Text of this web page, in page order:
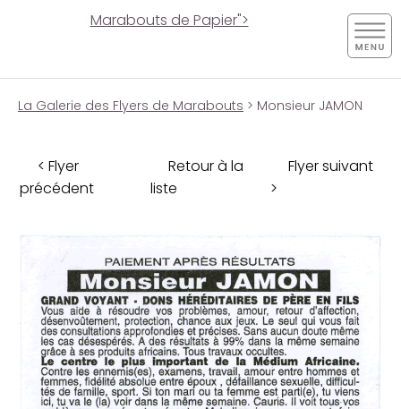
Marabouts de Papier">
La Galerie des Flyers de Marabouts > Monsieur JAMON
< Flyer
précédent
Retour à la
liste
Flyer suivant
>